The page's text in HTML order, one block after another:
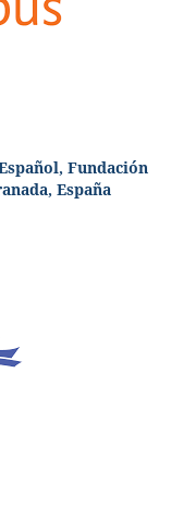
Fundación
España